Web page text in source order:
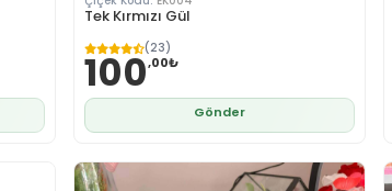
Tek Kırmızı Gül
(23)
100,00₺
Gönder